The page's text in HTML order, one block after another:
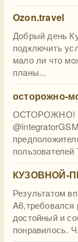
Ozon.travel
Добрый день
подключить
мало ли что
планы...
осторожно-
ОСТОРОЖНО!
пользователей
КУЗОВНОЙ-
Результатом
A6,требовался
достойный и
понравилось.